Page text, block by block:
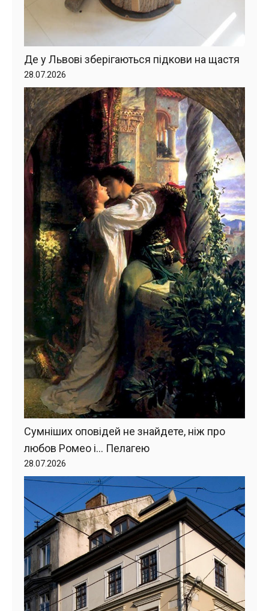
Де у Львові зберігаються підкови на щастя
28.07.2026
Сумніших оповідей не знайдете, ніж про
любов Ромео і… Пелагею
28.07.2026